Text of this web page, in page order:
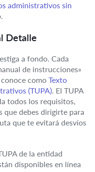
administrativos sin
Detalle
a fondo. Cada
de instrucciones»
como Texto
(TUPA). El TUPA
todos los requisitos,
que debes dirigirte para
que te evitará desvíos
de la entidad
disponibles en línea